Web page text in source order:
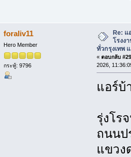
foraliv11
Hero Member
กระทู้: 9796
Re: แ
โรงง
ทั่วกรุงเทพ
« ตอบกลับ
2026,
แอร์บ้
รุ่งโร
ถนนป
แขวง